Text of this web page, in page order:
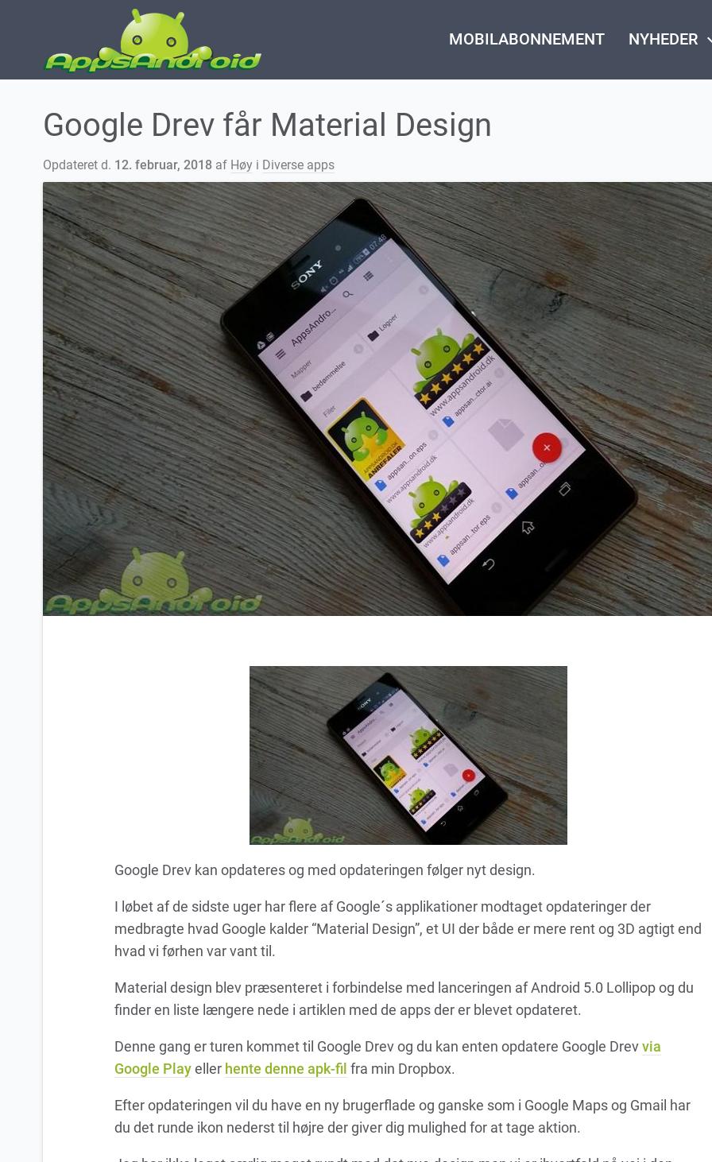
MOBILABONNEMENT NYHEDER
Google Drev får Material Design
Opdateret d. 12. februar, 2018af Høyi Diverse apps
Google Drev kan opdateres og med opdateringen følger nyt design.
I løbet af de sidste uger har flere af Google´s applikationer modtaget opdateringer der
medbragte hvad Google kalder “Material Design”, et UI der både er mere rent og 3D agtigt end
hvad vi førhen var vant til.
Material design blev præsenteret i forbindelse med lanceringen af Android 5.0 Lollipop og du
finder en liste længere nede i artiklen med de apps der er blevet opdateret.
Denne gang er turen kommet til Google Drev og du kan enten opdatere Google Drevvia
Google Playeller hente denne apk-fil fra min Dropbox.
Efter opdateringen vil du have en ny brugerflade og ganske som i Google Maps og Gmail har
du det runde ikon nederst til højre der giver dig mulighed for at tage aktion.